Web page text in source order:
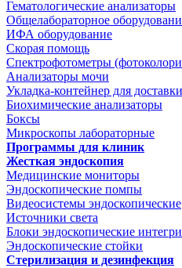
Гематологические анализаторы
Общелабораторное
ИФА оборудование
Скорая помощь
Спектрофотометры
Анализаторы мочи
Укладка-контейнер для
Биохимические анализаторы
Боксы
Микроскопы лабораторные
Программы для клиник
Жесткая эндоскопия
Медицинские мониторы
Эндоскопические помпы
Видеосистемы эндоскопические
Источники света
Блоки эндоскопические
Эндоскопические стойки
Стерилизация и дезинфекция